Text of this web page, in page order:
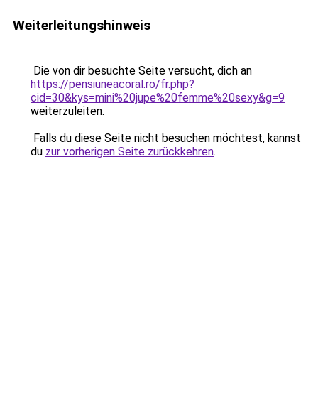
Weiterleitungshinweis
Die von dir besuchte Seite versucht, dich an
https://pensiuneacoral.ro/fr.php?
cid=30&kys=mini%20jupe%20femme%20sexy&g=9
weiterzuleiten.
Falls du diese Seite nicht besuchen möchtest, kannst
du zur vorherigen Seite zurückkehren.